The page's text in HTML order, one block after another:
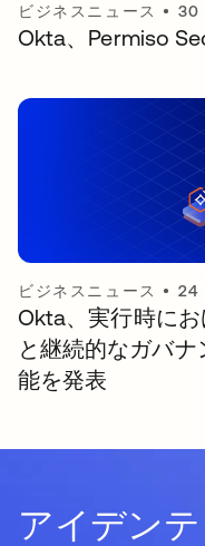
ビジネスニュース • 30
Okta、Permiso
ビジネスニュース • 24
Okta、実行時に
と継続的なガバ
能を発表
アイデン